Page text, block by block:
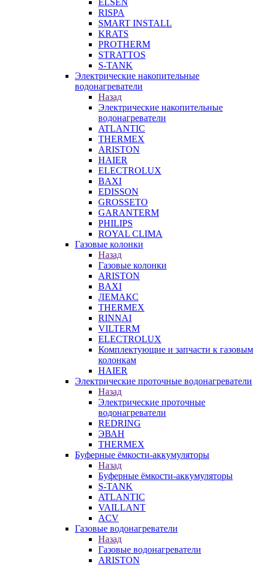
ELSEN
RISPA
SMART INSTALL
KRATS
PROTHERM
STRATTOS
S-TANK
Электрические накопительные
водонагреватели
Назад
Электрические накопительные
водонагреватели
ATLANTIC
THERMEX
ARISTON
HAIER
ELECTROLUX
BAXI
EDISSON
GROSSETO
GARANTERM
PHILIPS
ROYAL CLIMA
Газовые колонки
Назад
Газовые колонки
ARISTON
BAXI
ЛЕМАКС
THERMEX
RINNAI
VILTERM
ELECTROLUX
Комплектующие и запчасти к газовым
колонкам
HAIER
Электрические проточные водонагреватели
Назад
Электрические проточные
водонагреватели
REDRING
ЭВАН
THERMEX
Буферные ёмкости-аккумуляторы
Назад
Буферные ёмкости-аккумуляторы
S-TANK
ATLANTIC
VAILLANT
ACV
Газовые водонагреватели
Назад
Газовые водонагреватели
ARISTON